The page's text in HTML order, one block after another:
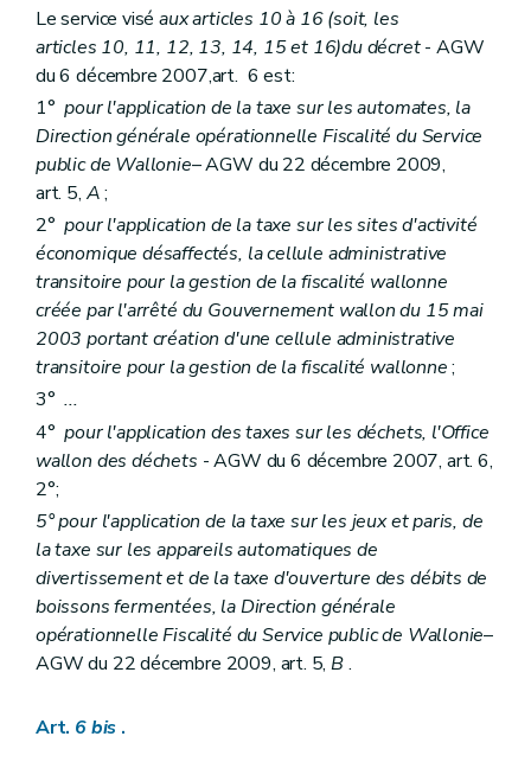
Le service viséaux articles 10 à 16(soit, les
articles 10, 11, 12, 13, 14, 15 et 16)du décret- AGW
du 6 décembre 2007,art. 6 est:
1°pour l'application de la taxe sur les automates, la
Direction générale opérationnelle Fiscalité du Service
public de Wallonie– AGW du 22 décembre 2009,
art. 5, A;
2°pour l'application de la taxe sur les sites d'activité
économique désaffectés, la cellule administrative
transitoire pour la gestion de la fiscalité wallonne
créée par l'arrêté du Gouvernement wallon du 15 mai
2003 portant création d'une cellule administrative
transitoire pour la gestion de la fiscalité wallonne;
3°...
4°pour l'application des taxes sur les déchets, l'Office
wallon des déchets - AGW du 6 décembre 2007, art. 6,
2°;
5° pour l'application de la taxe sur les jeux et paris, de
la taxe sur les appareils automatiques de
divertissement et de la taxe d'ouverture des débits de
boissons fermentées, la Direction générale
opérationnelle Fiscalité du Service public de Wallonie–
AGW du 22 décembre 2009, art. 5,B.
Art. 6bis .